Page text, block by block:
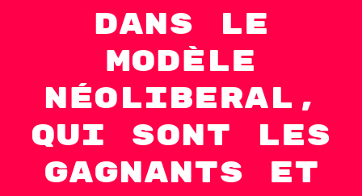
Dans le
modèle
néoliberal,
qui sont les
gagnants et